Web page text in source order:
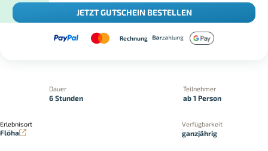
JETZT GUTSCHEIN BESTELLEN
Rechnung
Dauer
6 Stunden
Teilnehmer
ab 1 Person
Erlebnisort
Flöha
Verfügbarkeit
ganzjährig